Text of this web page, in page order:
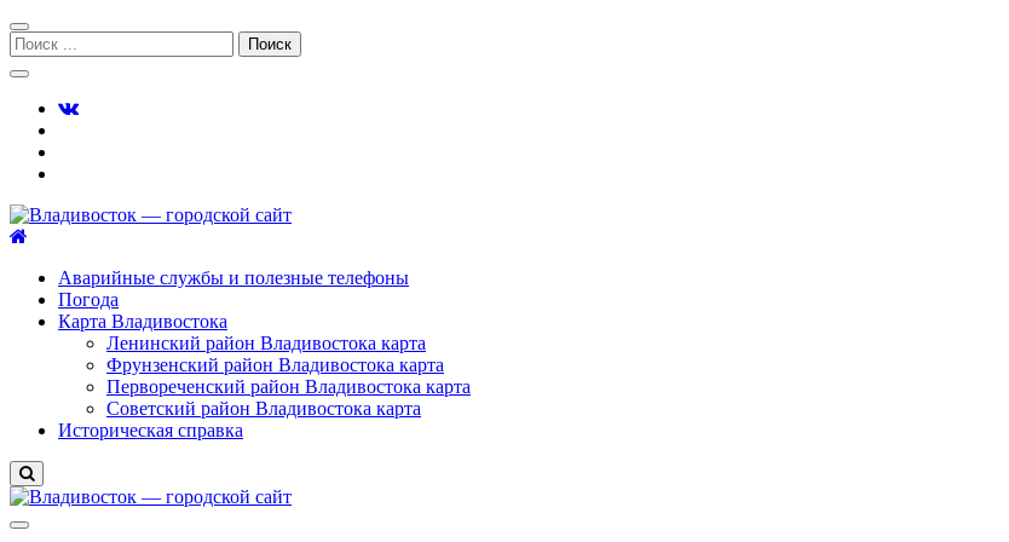
Перейти
к
навигации
Перейти
к
содержимому
Поиск:
Аварийные службы и полезные телефоны
Погода
Карта Владивостока
Ленинский район Владивостока карта
Фрунзенский район Владивостока карта
Первореченский район Владивостока карта
Советский район Владивостока карта
Историческая справка